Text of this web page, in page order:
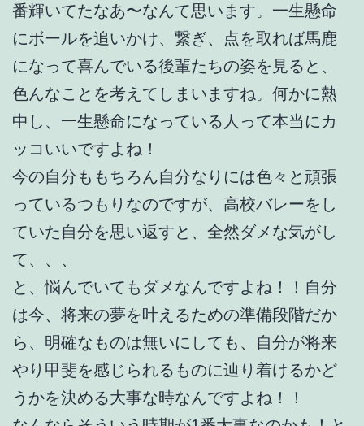
番輝いてたなあ〜なんて思います。一生懸命
にボールを追いかけ、繋ぎ、点を取れば馬鹿
になって喜んでいる後輩たちの姿を見ると、
色んなことを考えてしまいますね。何かに熱
中し、一生懸命になっている人って本当にカ
ッコいいですよね！
今の自分ももちろん自分なりには色々と頑張
っているつもりなのですが、高校バレーをし
ていた自分を思い返すと、全然ダメな気がし
て、、、
と、悩んでいてもダメなんですよね！！自分
は今、将来の夢を叶えるための準備段階だか
ら、明確なものは無いにしても、自分が将来
やり甲斐を感じられるものに辿り着けるかど
うかを決める大事な時なんですよね！！